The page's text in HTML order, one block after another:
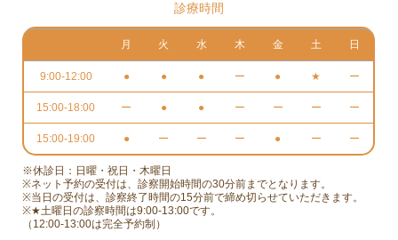
診療時間
月 火 水 木 金 土 日
9:00-12:00 ● ● ● ー ● ★ ー
15:00-18:00 ー ● ● ー ー ー ー
15:00-19:00 ● ー ー ー ● ー ー
※休診日：日曜・祝日・木曜日
※ネット予約の受付は、診察開始時間の30分前までとなります。
※当日の受付は、診察終了時間の15分前で締め切らせていただきます。
※★土曜日の診察時間は9:00-13:00です。
（12:00-13:00は完全予約制）